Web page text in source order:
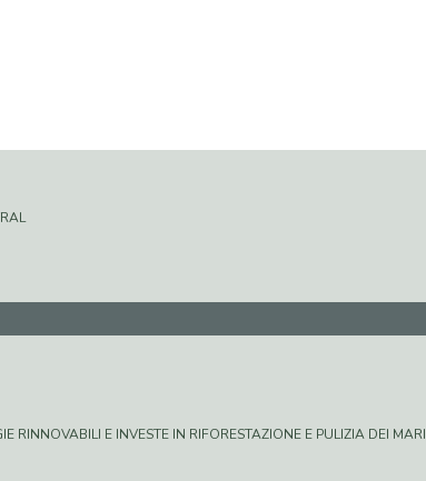
RINNOVABILI E INVESTE IN RIFORESTAZIONE E PULIZIA DEI MARI